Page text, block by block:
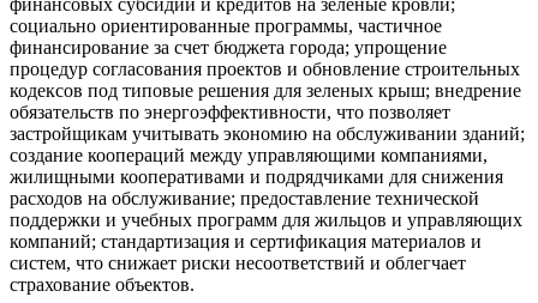
финансовых субсидий и кредитов на зеленые кровли;
социально ориентированные программы, частичное
финансирование за счет бюджета города; упрощение
процедур согласования проектов и обновление строительных
кодексов под типовые решения для зеленых крыш; внедрение
обязательств по энергоэффективности, что позволяет
застройщикам учитывать экономию на обслуживании зданий;
создание коопераций между управляющими компаниями,
жилищными кооперативами и подрядчиками для снижения
расходов на обслуживание; предоставление технической
поддержки и учебных программ для жильцов и управляющих
компаний; стандартизация и сертификация материалов и
систем, что снижает риски несоответствий и облегчает
страхование объектов.